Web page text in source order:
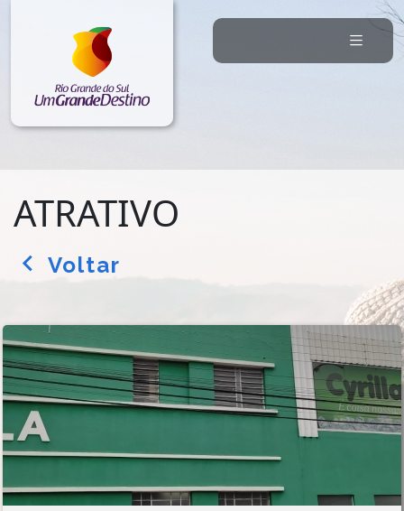
ATRATIVO
arrow_back_ios Voltar